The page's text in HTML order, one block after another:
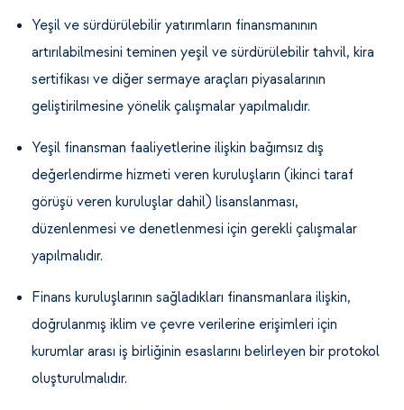
Yeşil ve sürdürülebilir yatırımların finansmanının
artırılabilmesini teminen yeşil ve sürdürülebilir tahvil, kira
sertifikası ve diğer sermaye araçları piyasalarının
geliştirilmesine yönelik çalışmalar yapılmalıdır.
Yeşil finansman faaliyetlerine ilişkin bağımsız dış
değerlendirme hizmeti veren kuruluşların (ikinci taraf
görüşü veren kuruluşlar dahil) lisanslanması,
düzenlenmesi ve denetlenmesi için gerekli çalışmalar
yapılmalıdır.
Finans kuruluşlarının sağladıkları finansmanlara ilişkin,
doğrulanmış iklim ve çevre verilerine erişimleri için
kurumlar arası iş birliğinin esaslarını belirleyen bir protokol
oluşturulmalıdır.